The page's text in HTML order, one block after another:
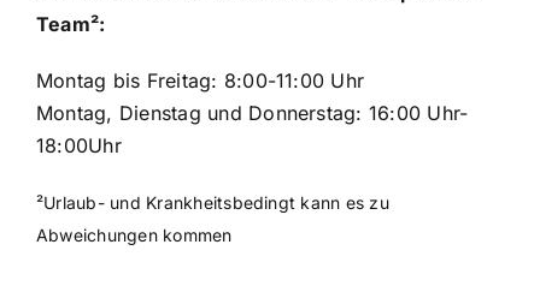
Team²:
Montag bis Freitag: 8:00-11:00 Uhr
Montag, Dienstag und Donnerstag: 16:00 Uhr-
18:00Uhr
²Urlaub- und Krankheitsbedingt kann es zu
Abweichungen kommen